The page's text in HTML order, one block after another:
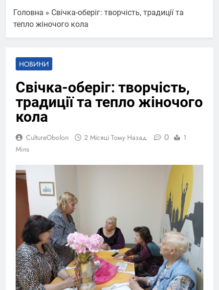
Головна » Свічка-оберіг: творчість, традиції та
тепло жіночого кола
НОВИНИ
Свічка-оберіг: творчість,
традиції та тепло жіночого
кола
CultureObolon 2 Місяці Тому Назад 0
1
Mins